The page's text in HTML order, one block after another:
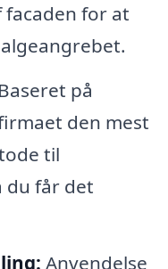
for at
Baseret på
den mest
til
du får det
Anvendelse